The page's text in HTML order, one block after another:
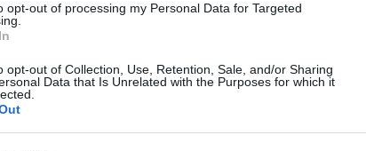
opt-out of processing my Personal Data for Targeted
opt-out of Collection, Use, Retention, Sale, and/or Sharing
Data that Is Unrelated with the Purposes for which it
παράπονα, καταγγελίες ή ιδέες για τη γειτονιά σου.